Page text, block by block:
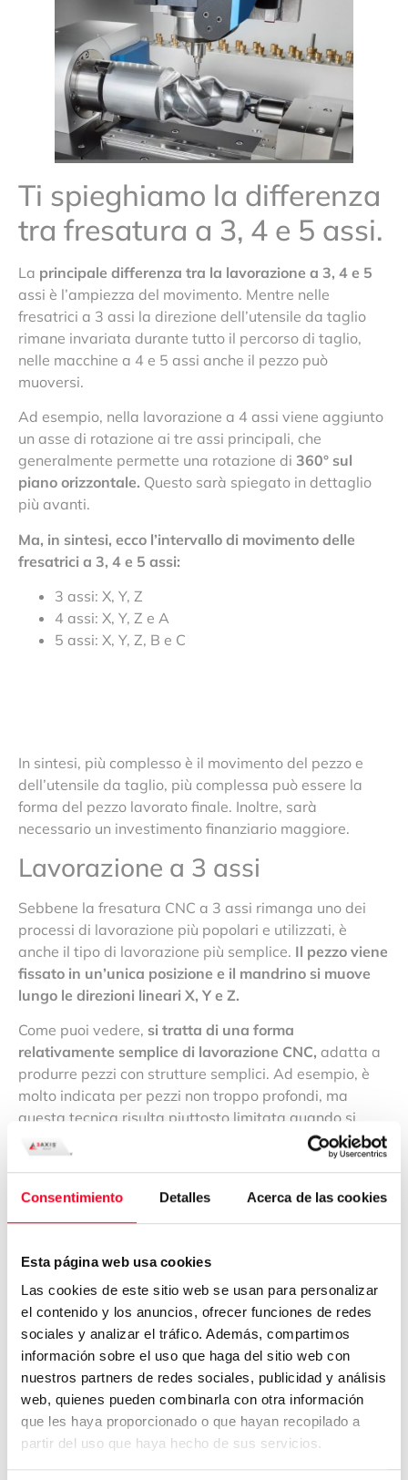
Consentimiento Detalles Acerca de las cookies
Esta página web usa cookies
Las cookies de este sitio web se usan para personalizar
el contenido y los anuncios, ofrecer funciones de redes
sociales y analizar el tráfico. Además, compartimos
información sobre el uso que haga del sitio web con
nuestros partners de redes sociales, publicidad y análisis
web, quienes pueden combinarla con otra información
que les haya proporcionado o que hayan recopilado a
partir del uso que haya hecho de sus servicios.
Ti spieghiamo la differenza
tra fresatura a 3, 4 e 5 assi.
La principale differenza tra la lavorazione a 3, 4 e 5
assi è l’ampiezza del movimento. Mentre nelle
fresatrici a 3 assi la direzione dell’utensile da taglio
rimane invariata durante tutto il percorso di taglio,
nelle macchine a 4 e 5 assi anche il pezzo può
muoversi.
Ad esempio, nella lavorazione a 4 assi viene aggiunto
un asse di rotazione ai tre assi principali, che
generalmente permette una rotazione di 360° sul
piano orizzontale. Questo sarà spiegato in dettaglio
più avanti.
Ma, in sintesi, ecco l’intervallo di movimento delle
fresatrici a 3, 4 e 5 assi:
3 assi: X, Y, Z
4 assi: X, Y, Z e A
5 assi: X, Y, Z, B e C
In sintesi, più complesso è il movimento del pezzo e
dell’utensile da taglio, più complessa può essere la
forma del pezzo lavorato finale. Inoltre, sarà
necessario un investimento finanziario maggiore.
Lavorazione a 3 assi
Sebbene la fresatura CNC a 3 assi rimanga uno dei
processi di lavorazione più popolari e utilizzati, è
anche il tipo di lavorazione più semplice. Il pezzo viene
fissato in un’unica posizione e il mandrino si muove
lungo le direzioni lineari X, Y e Z.
Come puoi vedere, si tratta di una forma
relativamente semplice di lavorazione CNC, adatta a
produrre pezzi con strutture semplici. Ad esempio, è
molto indicata per pezzi non troppo profondi, ma
questa tecnica risulta piuttosto limitata quando si
tratta di lavorare pezzi più profondi con cavità strette.
Il lavoro può quindi risultare molto laborioso e portare
a una finitura non perfetta.Pertanto, la lavorazione a
3 assi è più adatta per la realizzazione di profili piani
Lavorazione a 4 assi
Il 4° asse aggiunge una rotazione attorno all’asse X,
chiamata asse A. Il mandrino ha 3 assi di movimento
lineare(X-Y-Z),come nella lavorazione a 3 assi, più
l’asse A generato dalla rotazione del pezzo. Le
macchine a 4 assi presentano alcune configurazioni
diverse, ma normalmente sono di tipo“lavorazione
verticale”,in cui il mandrino ruota attorno all’asse Z.